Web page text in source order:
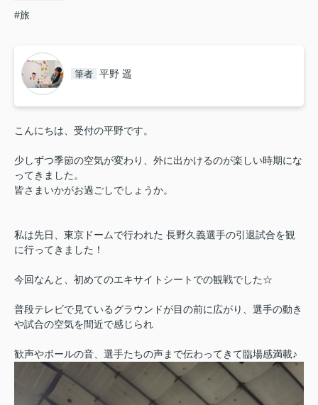
#旅
筆者 平野 遥
こんにちは、受付の平野です。
少しずつ季節の空気が変わり、外に出かけるのが楽しい時期にな
ってきました。
皆さまいかがお過ごしでしょうか。
私は先日、東京ドームで行われた 長野久義選手の引退試合を観
に行ってきました！
今回なんと、初めてのエキサイトシートでの観戦でした☆
普段テレビで見ているグラウンドが目の前に広がり、選手の動き
や試合の空気を間近で感じられ
歓声やボールの音、選手たちの声まで伝わってきて臨場感満載♪